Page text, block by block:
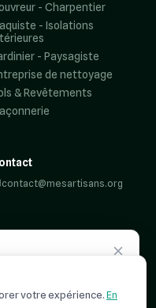
pour votre projet. C'est
- Charpentier
- Isolations
- Paysagiste
de nettoyage
& Revêtements
contact@mesartisans.org
votre expérience.En